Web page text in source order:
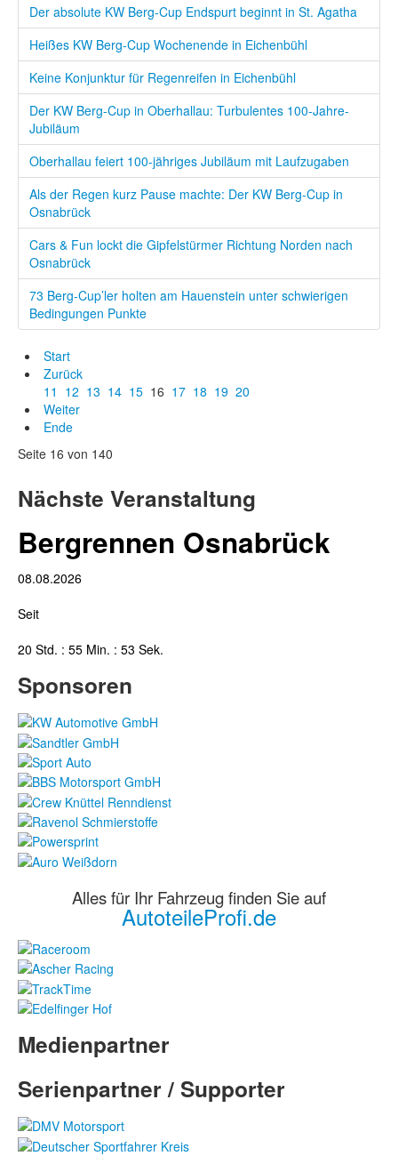
Der absolute KW Berg-Cup Endspurt beginnt in St. Agatha
Heißes KW Berg-Cup Wochenende in Eichenbühl
Keine Konjunktur für Regenreifen in Eichenbühl
Der KW Berg-Cup in Oberhallau: Turbulentes 100-Jahre-
Jubiläum
Oberhallau feiert 100-jähriges Jubiläum mit Laufzugaben
Als der Regen kurz Pause machte: Der KW Berg-Cup in
Osnabrück
Cars & Fun lockt die Gipfelstürmer Richtung Norden nach
Osnabrück
73 Berg-Cup’ler holten am Hauenstein unter schwierigen
Bedingungen Punkte
Start
Zurück
11 12 13 14 15 16 17 18 19 20
Weiter
Ende
Seite 16 von 140
Nächste Veranstaltung
Bergrennen Osnabrück
08.08.2026
Seit
20 Std. : 55 Min. : 54 Sek.
Sponsoren
Alles für Ihr Fahrzeug finden Sie auf
AutoteileProfi.de
Medienpartner
Serienpartner / Supporter